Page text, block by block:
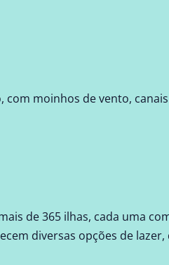
moinhos de vento,
de 365 ilhas, cada uma
diversas opções de